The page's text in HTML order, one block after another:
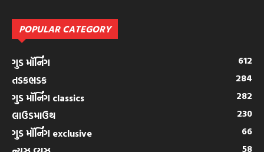
POPULAR CATEGORY
ગુડ મૉર્નિંગ
612
તડકભડક
284
ગુડ મૉર્નિંગ classics
282
લાઉડમાઉથ
230
ગુડ મૉર્નિંગ exclusive
66
58